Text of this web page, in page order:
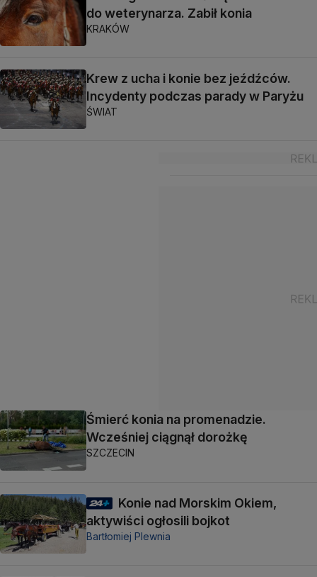
do weterynarza. Zabił konia
KRAKÓW
Krew z ucha i konie bez jeźdźców.
Incydenty podczas parady w Paryżu
ŚWIAT
Śmierć konia na promenadzie.
Wcześniej ciągnął dorożkę
SZCZECIN
Konie nad Morskim Okiem,
aktywiści ogłosili bojkot
Bartłomiej Plewnia